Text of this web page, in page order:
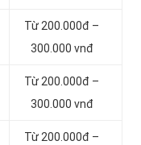
Từ 200.000đ –
300.000 vnđ
Từ 200.000đ –
300.000 vnđ
Từ 200.000đ –